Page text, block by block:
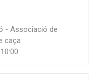
- Associació de
caça